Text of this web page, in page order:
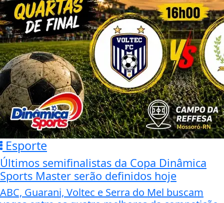
Esporte
Últimos semifinalistas da Copa Dinâmica
Sports Master serão definidos hoje
ABC, Guarani, Voltec e Serra do Mel buscam